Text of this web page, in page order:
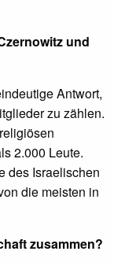
und
Antwort,
zu zählen.
2.000 Leute.
des Israelischen
die meisten in
zusammen?